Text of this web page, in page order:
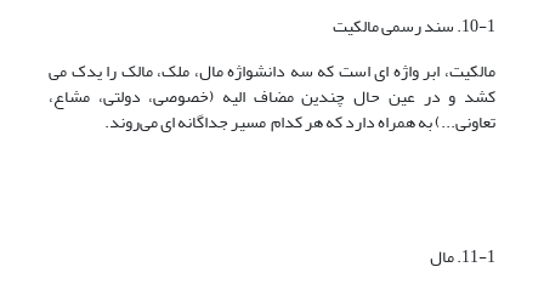
10-1. سند رسمی مالکیت
مالکیت، ابر واژه ای است که سه دانشواژه مال، ملک، مالک را یدک می
کشد و در عین حال چندین مضاف الیه (خصوصی، دولتی، مشاع،
تعاونی...) به همراه دارد که هر کدام مسیر جداگانه ای می‌روند.
11-1. مال